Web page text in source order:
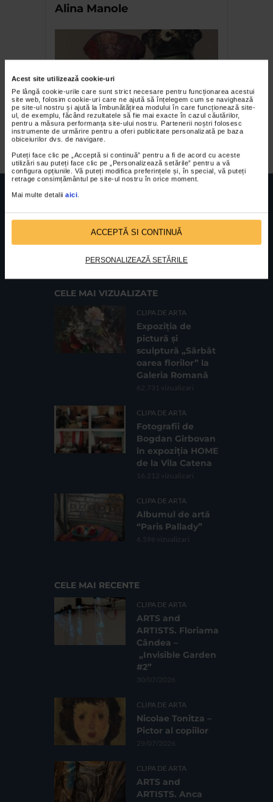
Acest site utilizează cookie-uri
Pe lângă cookie-urile care sunt strict necesare pentru funcționarea acestui
site web, folosim cookie-uri care ne ajută să înțelegem cum se navighează
pe site-ul nostru și ajută la îmbunătățirea modului în care funcționează site-
ul, de exemplu, făcând rezultatele să fie mai exacte în cazul căutărilor,
pentru a măsura performanța site-ului nostru. Partenerii noștri folosesc
instrumente de urmărire pentru a oferi publicitate personalizată pe baza
obiceiurilor dvs. de navigare.
Puteți face clic pe „Acceptă si continuă” pentru a fi de acord cu aceste
utilizări sau puteți face clic pe „Personalizează setările” pentru a vă
configura opțiunile. Vă puteți modifica preferințele și, în special, vă puteți
retrage consimțământul pe site-ul nostru în orice moment.
Mai multe detalii aici
ACCEPTĂ SI CONTINUĂ
PERSONALIZEAZĂ SETĂRILE
Alina Manole
Bienala de la Venetia V
FUNDATIA FILDAS ARTNr inreg registrul special: 4 PJ/ 29.01.2013
Cod fiscal: 9164384Sediu social: Str. Delfinului, Nr. 6, parter Bl. 42,
CELE MAI VIZUALIZATE
CLIPA DE ARTA
Expoziția de
pictură și
sculptură „Sărbăt
oarea florilor” la
Galeria Romană
62.731 vizualizari
CLIPA DE ARTA
Fotografii de
Bogdan Gîrbovan
în expoziția HOME
de la Vila Catena
16.212 vizualizari
CLIPA DE ARTA
Albumul de artă
“Paris Pallady”
6.596 vizualizari
CELE MAI RECENTE
CLIPA DE ARTA
ARTS and
ARTISTS. Floriama
Cândea –
„Invisible Garden
#2”
30/07/2026
CLIPA DE ARTA
Nicolae Tonitza –
Pictor al copiilor
29/07/2026
CLIPA DE ARTA
ARTS and
ARTISTS. Anca